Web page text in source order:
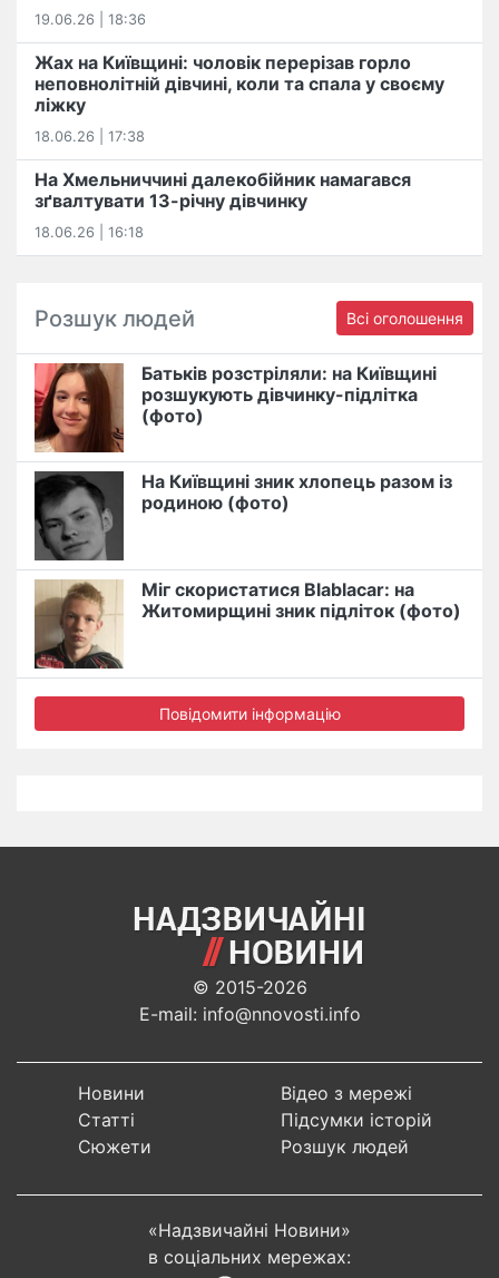
19.06.26 | 18:36
Жах на Київщині: чоловік перерізав горло
неповнолітній дівчині, коли та спала у своєму
ліжку
18.06.26 | 17:38
На Хмельниччині далекобійник намагався
зґвалтувати 13-річну дівчинку
18.06.26 | 16:18
Розшук людей Всі оголошення
Батьків розстріляли: на Київщині
розшукують дівчинку-підлітка
(фото)
На Київщині зник хлопець разом із
родиною (фото)
Міг скористатися Blablacar: на
Житомирщині зник підліток (фото)
Повідомити інформацію
© 2015-2026
E-mail: info@nnovosti.info
Новини
Статті
Сюжети
Відео з мережі
Підсумки історій
Розшук людей
«Надзвичайні Новини»
в соціальних мережах: